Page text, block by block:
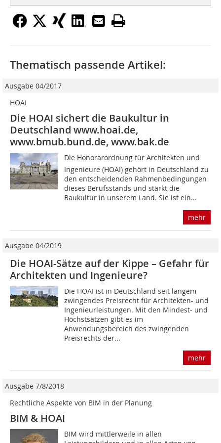
Thematisch passende Artikel:
Ausgabe 04/2017
HOAI
Die HOAI sichert die Baukultur in
Deutschland www.hoai.de,
www.bmub.bund.de, www.bak.de
Die Honorarordnung für Architekten und
Ingenieure (HOAI) gehört in Deutschland zu
den entscheidenden Rahmenbedingungen
dieses Berufsstands und stärkt die
Baukultur in unserem Land. Sie ist ein...
mehr
Ausgabe 04/2019
Die HOAI-Sätze auf der Kippe – Gefahr für
Architekten und Ingenieure?
Die HOAI ist in Deutschland seit langem
zwingendes Preisrecht für Architekten- und
Ingenieurleistungen. Mit den Mindest- und
Höchstsätzen gibt es im
Anwendungsbereich des zwingenden
Preisrechts der...
mehr
Ausgabe 7/8/2018
Rechtliche Aspekte von BIM in der Planung
BIM & HOAI
BIM wird mittlerweile in allen